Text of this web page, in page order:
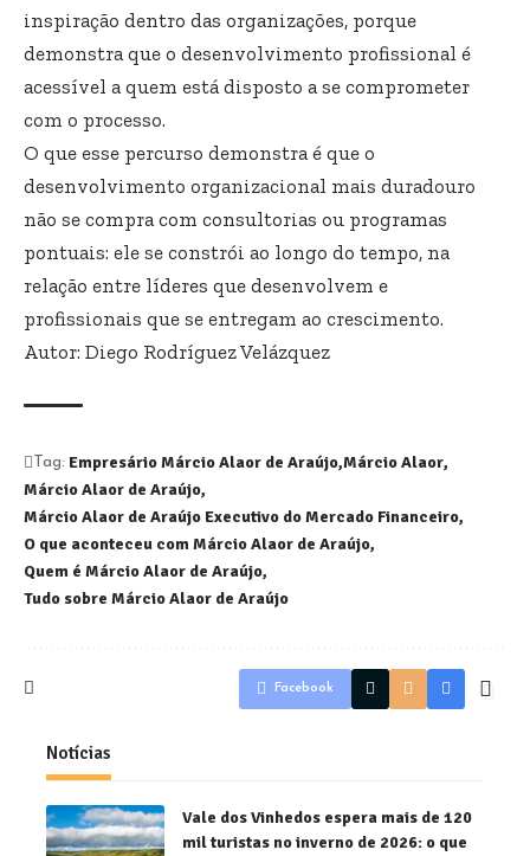
inspiração dentro das organizações, porque
demonstra que o desenvolvimento profissional é
acessível a quem está disposto a se comprometer
com o processo.
O que esse percurso demonstra é que o
desenvolvimento organizacional mais duradouro
não se compra com consultorias ou programas
pontuais: ele se constrói ao longo do tempo, na
relação entre líderes que desenvolvem e
profissionais que se entregam ao crescimento.
Autor: Diego Rodríguez Velázquez
Tag: Empresário Márcio Alaor de Araújo Márcio Alaor
Márcio Alaor de Araújo
Márcio Alaor de Araújo Executivo do Mercado Financeiro
O que aconteceu com Márcio Alaor de Araújo
Quem é Márcio Alaor de Araújo
Tudo sobre Márcio Alaor de Araújo
Facebook
Notícias
Vale dos Vinhedos espera mais de 120
mil turistas no inverno de 2026: o que